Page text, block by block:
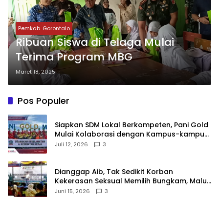
Pemkab. Gorontalo
Ribuan Siswa di Telaga Mulai
Terima Program MBG
Maret 18, 2025
Pos Populer
‎Siapkan SDM Lokal Berkompeten, Pani Gold
Mulai Kolaborasi dengan Kampus-kampus
di Gorontalo
Juli 12, 2026 3
‎Dianggap Aib, Tak Sedikit Korban
Kekerasan Seksual Memilih Bungkam, Malu
untuk Melapor!‎
Juni 15, 2026 3